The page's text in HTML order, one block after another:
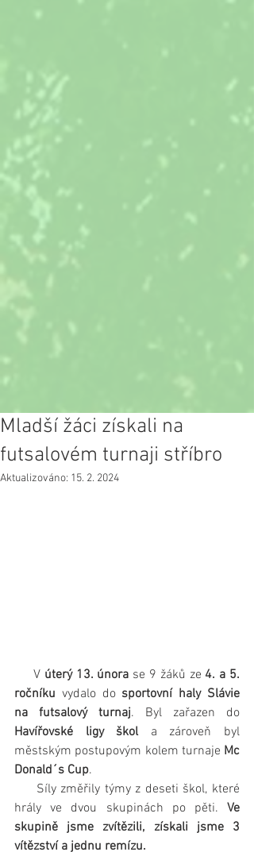
Mladší žáci získali na
futsalovém turnaji stříbro
Aktualizováno: 15. 2. 2024
     V
úterý 13. února se 9 žáků ze 4. a 5.
ročníku vydalo do sportovní haly Slávie
na futsalový turnaj
Havířovské ligy škol a zároveň byl
městským postupovým kolem turnaje Mc
Donald´s Cup.
hrály ve dvou skupinách po pěti. Ve
skupině jsme zvítězili, získali jsme 3
vítězství a jednu remízu.